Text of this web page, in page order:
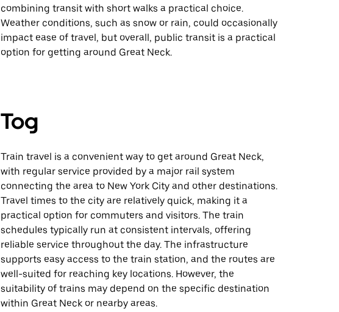
combining transit with short walks a practical choice.
Weather conditions, such as snow or rain, could occasionally
impact ease of travel, but overall, public transit is a practical
option for getting around Great Neck.
Tog
Train travel is a convenient way to get around Great Neck,
with regular service provided by a major rail system
connecting the area to New York City and other destinations.
Travel times to the city are relatively quick, making it a
practical option for commuters and visitors. The train
schedules typically run at consistent intervals, offering
reliable service throughout the day. The infrastructure
supports easy access to the train station, and the routes are
well-suited for reaching key locations. However, the
suitability of trains may depend on the specific destination
within Great Neck or nearby areas.